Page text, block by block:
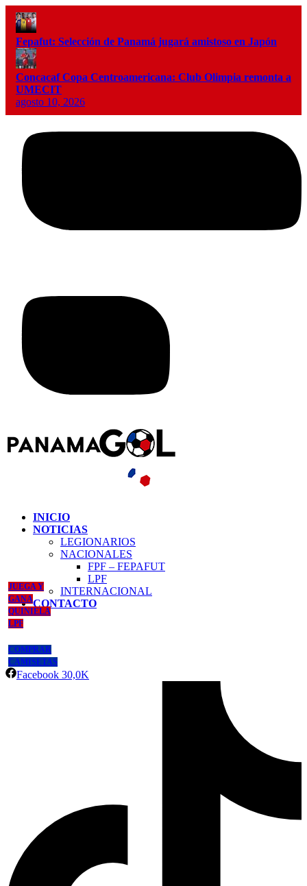
Fepafut: Selección de Panamá jugará amistoso en Japón
Concacaf Copa Centroamericana: Club Olimpia remonta a
UMECIT
agosto 10, 2026
INICIO
NOTICIAS
LEGIONARIOS
NACIONALES
FPF – FEPAFUT
LPF
INTERNACIONAL
CONTACTO
JUEGA Y
GANA
QUINIELA
LPF
COMPRAR
CAMISETAS
Facebook 30,0K